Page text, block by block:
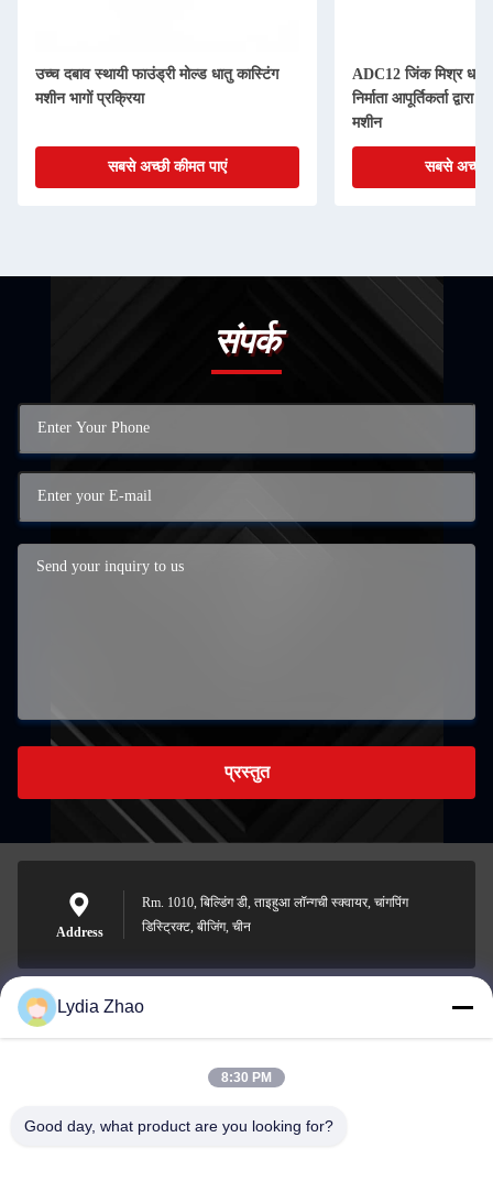
उच्च दबाव स्थायी फाउंड्री मोल्ड धातु कास्टिंग
मशीन भागों प्रक्रिया
सबसे अच्छी कीमत पाएं
ADC12 जिंक मिश्र धातु
निर्माता आपूर्तिकर्ता
मशीन
सबसे अच्छी
संपर्क
प्रस्तुत
Address
Rm. 1010, बिल्डिंग डी, ताइहुआ लॉन्गची स्क्वायर, चांगपिंग
डिस्ट्रिक्ट, बीजिंग, चीन
jesingd@vip.sina.com
Lydia Zhao
8:30 PM
Good day, what product are you looking for?